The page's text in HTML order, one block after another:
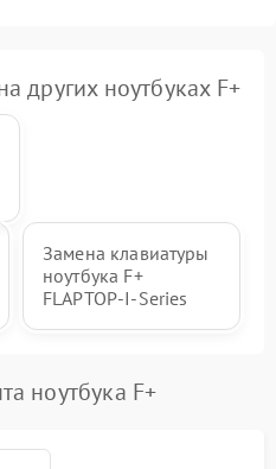
других ноутбуках F+
Замена клавиатуры
ноутбука F+
FLAPTOP-I-Series
ноутбука F+